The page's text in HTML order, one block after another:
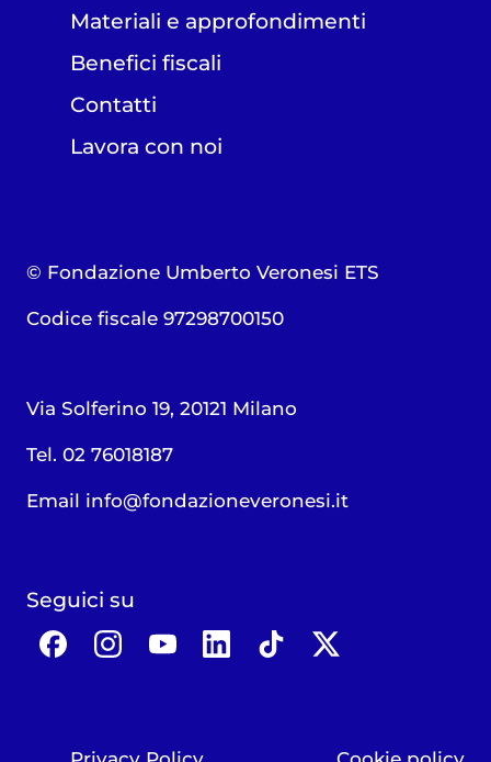
Materiali e approfondimenti
Benefici fiscali
Contatti
Lavora con noi
© Fondazione Umberto Veronesi ETS
Codice fiscale 97298700150
Via Solferino 19, 20121 Milano
Tel. 02 76018187
Email info@fondazioneveronesi.it
Seguici su